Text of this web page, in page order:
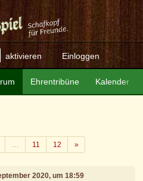
aktivieren Einloggen
Ehrentribüne Kalender
… 11 12 »Weiter
2020, um 18:59